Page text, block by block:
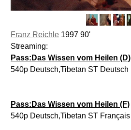
Franz Reichle 1997 90'
Streaming:
Pass:Das Wissen vom Heilen (D)
540p Deutsch,Tibetan ST Deutsch
Pass:Das Wissen vom Heilen (F)
540p Deutsch,Tibetan ST Français